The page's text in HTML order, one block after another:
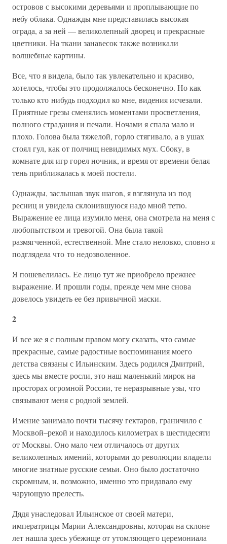
островов с высокими деревьями и проплывающие по
небу облака. Однажды мне представилась высокая
ограда, а за ней — великолепный дворец и прекрасные
цветники. На ткани занавесок также возникали
волшебные картины.
Все, что я видела, было так увлекательно и красиво,
хотелось, чтобы это продолжалось бесконечно. Но как
только кто нибудь подходил ко мне, видения исчезали.
Приятные грезы сменялись моментами просветления,
полного страдания и печали. Ночами я спала мало и
плохо. Голова была тяжелой, горло стягивало, а в ушах
стоял гул, как от полчищ невидимых мух. Сбоку, в
комнате для игр горел ночник, и время от времени белая
тень приближалась к моей постели.
Однажды, заслышав звук шагов, я взглянула из под
ресниц и увидела склонившуюся надо мной тетю.
Выражение ее лица изумило меня, она смотрела на меня с
любопытством и тревогой. Она была такой
размягченной, естественной. Мне стало неловко, словно я
подглядела что то недозволенное.
Я пошевелилась. Ее лицо тут же приобрело прежнее
выражение. И прошли годы, прежде чем мне снова
довелось увидеть ее без привычной маски.
2
И все же я с полным правом могу сказать, что самые
прекрасные, самые радостные воспоминания моего
детства связаны с Ильинским. Здесь родился Дмитрий,
здесь мы вместе росли, это наш маленький мирок на
просторах огромной России, те неразрывные узы, что
связывают меня с родной землей.
Имение занимало почти тысячу гектаров, граничило с
Москвой–рекой и находилось километрах в шестидесяти
от Москвы. Оно мало чем отличалось от других
великолепных имений, которыми до революции владели
многие знатные русские семьи. Оно было достаточно
скромным, и, возможно, именно это придавало ему
чарующую прелесть.
Дядя унаследовал Ильинское от своей матери,
императрицы Марии Александровны, которая на склоне
лет нашла здесь убежище от утомляющего церемониала